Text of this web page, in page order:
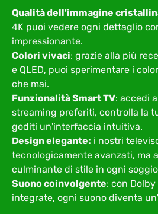
Qualità dell'immagine
4K puoi vedere ogni dettaglio
impressionante.
Colori vivaci: grazie alla più
e QLED, puoi sperimentare i
che mai.
Funzionalità Smart TV: accedi
streaming preferiti, controlla la
goditi un'interfaccia intuitiva.
Design elegante: i nostri
tecnologicamente avanzati, ma
culminante di stile in ogni
Suono coinvolgente: con
integrate, ogni suono diventa